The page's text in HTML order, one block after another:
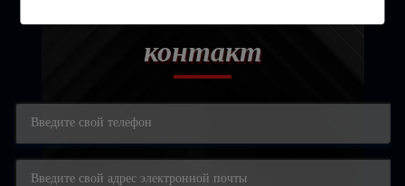
контакт